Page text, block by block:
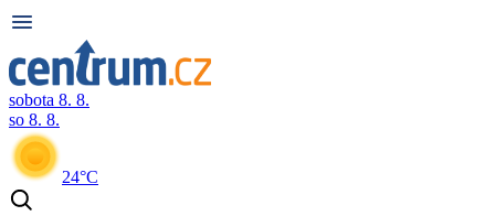
sobota 8. 8.
so 8. 8.
24°C